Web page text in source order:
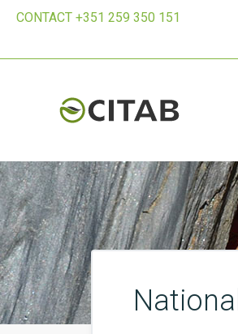
CONTACT +351 259 350 151
National